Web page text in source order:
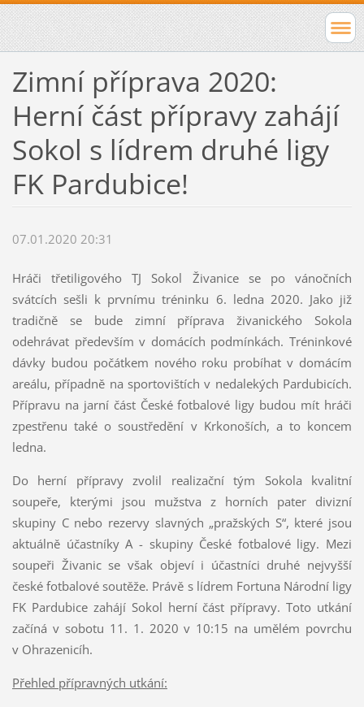
Zimní příprava 2020:
Herní část přípravy zahájí
Sokol s lídrem druhé ligy
FK Pardubice!
07.01.2020 20:31
Hráči třetiligového TJ Sokol Živanice se po vánočních
svátcích sešli k prvnímu tréninku 6. ledna 2020. Jako již
tradičně se bude zimní příprava živanického Sokola
odehrávat především v domácích podmínkách. Tréninkové
dávky budou počátkem nového roku probíhat v domácím
areálu, případně na sportovištích v nedalekých Pardubicích.
Přípravu na jarní část České fotbalové ligy budou mít hráči
zpestřenu také o soustředění v Krkonoších, a to koncem
ledna.
Do herní přípravy zvolil realizační tým Sokola kvalitní
soupeře, kterými jsou mužstva z horních pater divizní
skupiny C nebo rezervy slavných „pražských S“, které jsou
aktuálně účastníky A - skupiny České fotbalové ligy. Mezi
soupeři Živanic se však objeví i účastníci druhé nejvyšší
české fotbalové soutěže. Právě s lídrem Fortuna Národní ligy
FK Pardubice zahájí Sokol herní část přípravy. Toto utkání
začíná v sobotu 11. 1. 2020 v 10:15 na umělém povrchu
v Ohrazenicíh.
Přehled přípravných utkání: